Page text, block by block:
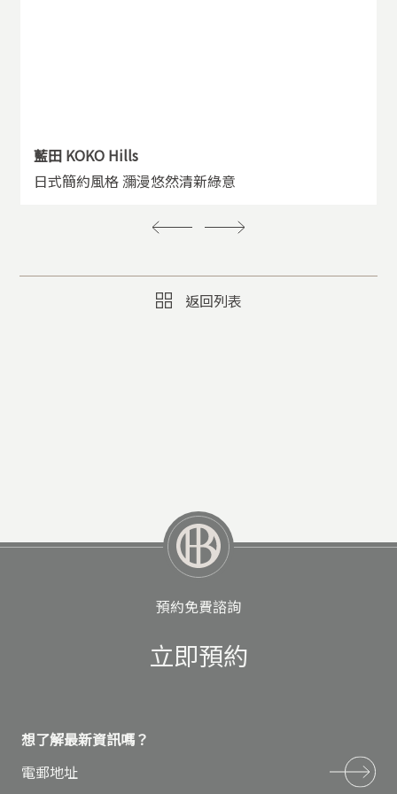
藍田 KOKO Hills
日式簡約風格 瀰漫悠然清新綠意
返回列表
預約免費諮詢
立即預約
想了解最新資訊嗎？